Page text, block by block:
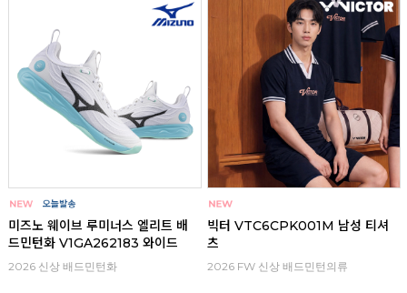
미즈노 웨이브 루미너스 엘리트 배
드민턴화 V1GA262183 와이드
2026 신상 배드민턴화
빅터 VTC6CPK001M 남성 티셔
츠
2026 FW 신상 배드민턴의류